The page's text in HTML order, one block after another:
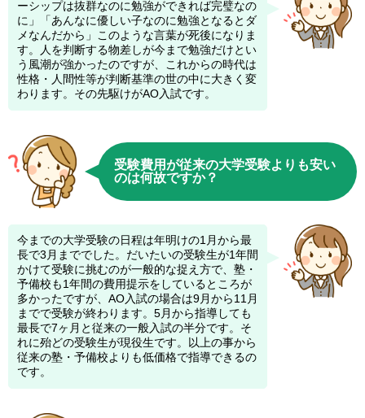
ーシップは抜群なのに勉強ができれば完璧なの
に」「あんなに優しい子なのに勉強となるとダ
メなんだから」このような言葉が死後になりま
す。人を判断する物差しが今まで勉強だけとい
う風潮が強かったのですが、これからの時代は
性格・人間性等が判断基準の世の中に大きく変
わります。その先駆けがAO入試です。
受験費用が従来の大学受験よりも安い
のは何故ですか？
今までの大学受験の日程は年明けの1月から最
長で3月まででした。だいたいの受験生が1年間
かけて受験に挑むのが一般的な捉え方で、塾・
予備校も1年間の費用提示をしているところが
多かったですが、AO入試の場合は9月から11月
までで受験が終わります。5月から指導しても
最長で7ヶ月と従来の一般入試の半分です。そ
れに殆どの受験生が現役生です。以上の事から
従来の塾・予備校よりも低価格で指導できるの
です。